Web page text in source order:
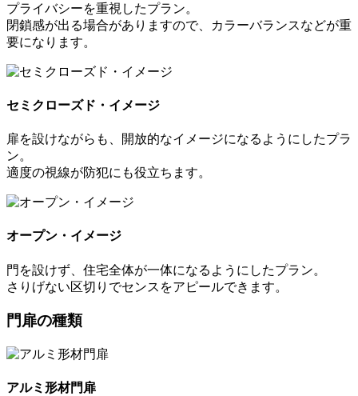
プライバシーを重視したプラン。
閉鎖感が出る場合がありますので、カラーバランスなどが重
要になります。
セミクローズド・イメージ
扉を設けながらも、開放的なイメージになるようにしたプラ
ン。
適度の視線が防犯にも役立ちます。
オープン・イメージ
門を設けず、住宅全体が一体になるようにしたプラン。
さりげない区切りでセンスをアピールできます。
門扉の種類
アルミ形材門扉